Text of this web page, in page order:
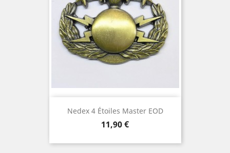
Nedex 4 Étoiles Master EOD
Prix
11,90 €